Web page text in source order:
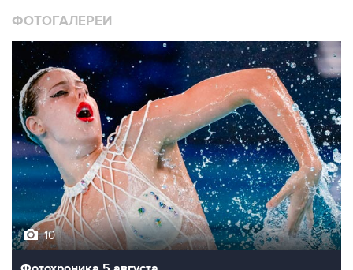
10
Фотохроника 5 августа